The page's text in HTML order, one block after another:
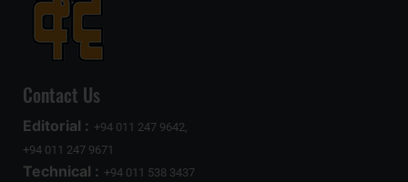
Contact Us
Editorial : +94 011 247 9642,
+94 011 247 9671
Technical : +94 011 538 3437